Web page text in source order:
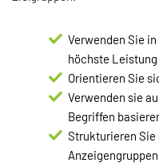
Verwenden Sie
höchste Leistung
Orientieren Sie
Verwenden sie
Begriffen
Strukturieren Sie